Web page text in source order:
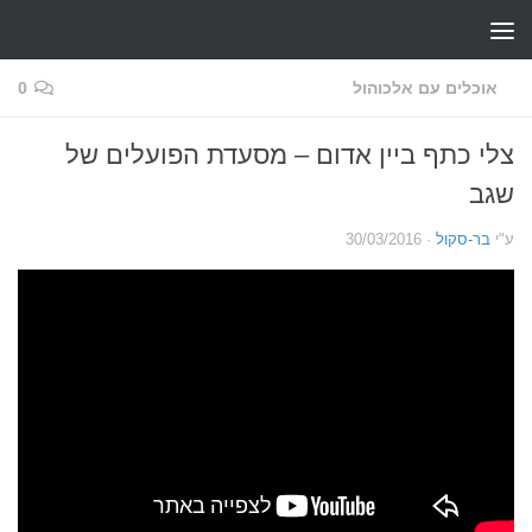
אוכלים עם אלכוהול 0
צלי כתף ביין אדום – מסעדת הפועלים של
שגב
ע"י בר-סקול ·
30/03/2016